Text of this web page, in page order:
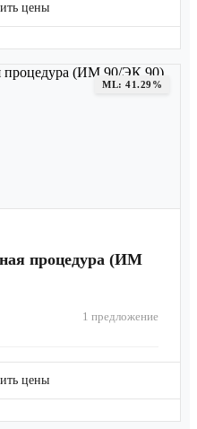
цены
ML: 41.29%
процедура (ИМ
1 предложение
цены